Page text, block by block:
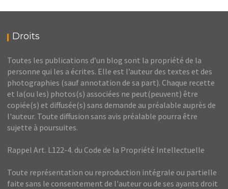
Droits
Toutes les publications d’un blog sont la propriété de la
personne qui les a écrites. Elle est l’auteur des textes et des
photographies (sauf annotation de sa part). Chaque recette
et la(ou les) photos(s) associées ne peut(peuvent) être
copiée(s) et diffusée(s) sans demande au préalable auprès de
l'auteur. Toute diffusion sans avis préalable pourra être
sujette à poursuites.
Rappel Art. L122-4. du Code de la Propriété Intellectuelle
Toute représentation ou reproduction intégrale ou partielle
faite sans le consentement de l'auteur ou de ses ayants droit